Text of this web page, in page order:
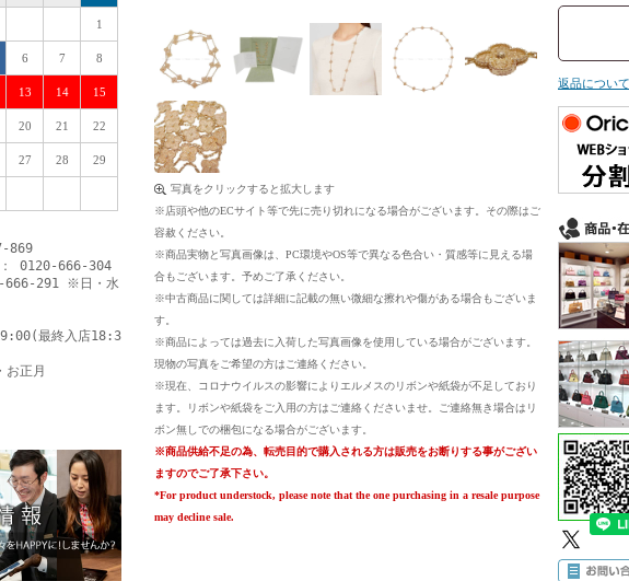
写真をクリックすると拡大します
※店頭や他のECサイト等で先に売り切れになる場合がございます。その際はご
容赦ください。
※商品実物と写真画像は、PC環境やOS等で異なる色合い・質感等に見える場
合もございます。予めご了承ください。
※中古商品に関しては詳細に記載の無い微細な擦れや傷がある場合もございま
す。
※商品によっては過去に入荷した写真画像を使用している場合がございます。
現物の写真をご希望の方はご連絡ください。
※現在、コロナウイルスの影響によりエルメスのリボンや紙袋が不足しており
ます。リボンや紙袋をご入用の方はご連絡くださいませ。ご連絡無き場合はリ
ボン無しでの梱包になる場合がございます。
※商品供給不足の為、転売目的で購入される方は販売をお断りする事がござい
ますのでご了承下さい。
*For product understock, please note that the one purchasing in a resale purpose
may decline sale.
返品につい
1
6 7 8
13 14 15
20 21 22
27 28 29
869
： 0120-666-304
666-291 ※日・水
最終入店18:3
正月